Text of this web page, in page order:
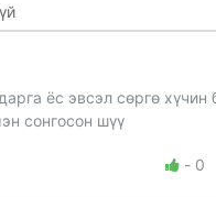
ёс эвсэл сөргө хүчин
сонгосон шүү
- 0